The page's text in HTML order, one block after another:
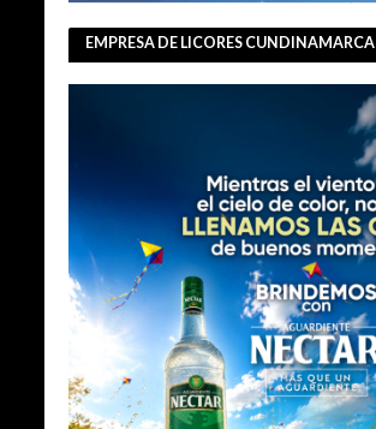
EMPRESA DE LICORES CUNDINAMARCA